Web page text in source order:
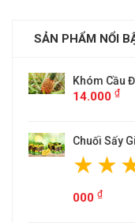
SẢN PHẨM NỔI